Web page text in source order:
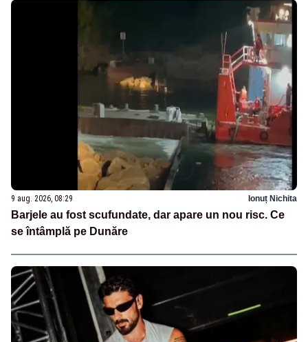
9 aug. 2026, 08:29 Ionuț Nichita
Barjele au fost scufundate, dar apare un nou risc. Ce
se întâmplă pe Dunăre